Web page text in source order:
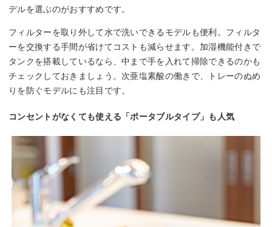
デルを選ぶのがおすすめです。
フィルターを取り外して水で洗いできるモデルも便利。フィルタ
ーを交換する手間が省けてコストも減らせます。加湿機能付きで
タンクを搭載しているなら、中まで手を入れて掃除できるのかも
チェックしておきましょう。次亜塩素酸の働きで、トレーのぬめ
りを防ぐモデルにも注目です。
コンセントがなくても使える「ポータブルタイプ」も人気